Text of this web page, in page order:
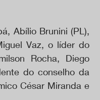
Abílio Brunini (PL),
Vaz, o líder do
Rocha, Diego
do conselho da
César Miranda e